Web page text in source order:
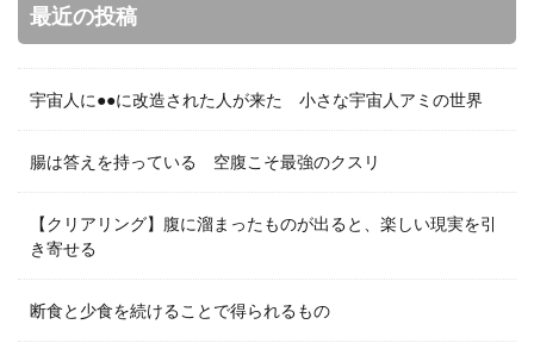
最近の投稿
宇宙人に●●に改造された人が来た 小さな宇宙人アミの世界
腸は答えを持っている 空腹こそ最強のクスリ
【クリアリング】腹に溜まったものが出ると、楽しい現実を引
き寄せる
断食と少食を続けることで得られるもの